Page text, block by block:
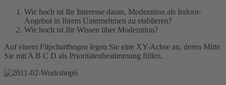
Wie hoch ist Ihr Interesse daran, Moderation als Indoor-
Angebot in Ihrem Unternehmen zu etablieren?
Wie hoch ist Ihr Wissen über Moderation?
Auf einem Flipchartbogen legen Sie eine XY-Achse an, deren Mitte
Sie mit A B C D als Prioritätenbestimmung füllen.